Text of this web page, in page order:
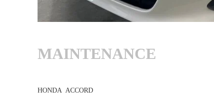
MAINTENANCE
HONDA ACCORD